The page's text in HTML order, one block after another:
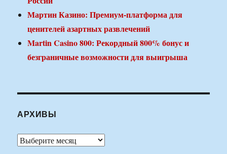
Мартин Казино: Премиум-платформа для
ценителей азартных развлечений
Martin Casino 800: Рекордный 800% бонус и
безграничные возможности для выигрыша
АРХИВЫ
Архивы